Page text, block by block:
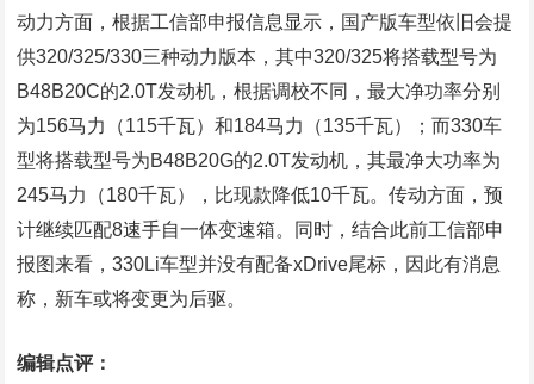
动力方面，根据工信部申报信息显示，国产版车型依旧会提
供320/325/330三种动力版本，其中320/325将搭载型号为
B48B20C的2.0T发动机，根据调校不同，最大净功率分别
为156马力（115千瓦）和184马力（135千瓦）；而330车
型将搭载型号为B48B20G的2.0T发动机，其最净大功率为
245马力（180千瓦），比现款降低10千瓦。传动方面，预
计继续匹配8速手自一体变速箱。同时，结合此前工信部申
报图来看，330Li车型并没有配备xDrive尾标，因此有消息
称，新车或将变更为后驱。
编辑点评：